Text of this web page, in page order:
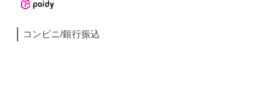
コンビニ/銀行振込